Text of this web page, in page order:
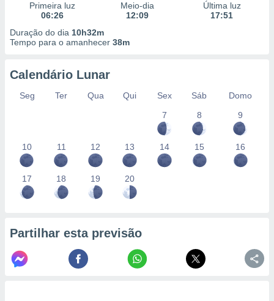
Primeira luz
06:26
Meio-dia
12:09
Última luz
17:51
Duração do dia 10h32m
Tempo para o amanhecer 38m
Calendário Lunar
Seg Ter Qua Qui Sex Sáb
Domo
7
8 9
10 11 12 13 14 15 16
17 18 19 20
Partilhar esta previsão